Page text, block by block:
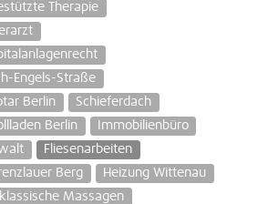
Therapie
Engels-Straße
Berlin
Schieferdach
Berlin
Immobilienbüro
Fliesenarbeiten
Berg
Heizung Wittenau
klassische Massagen